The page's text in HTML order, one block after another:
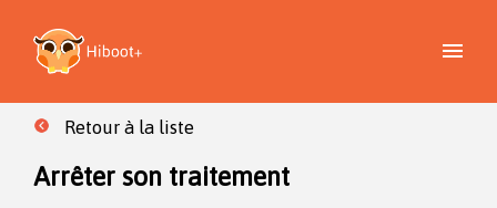
Retour à la liste
Arrêter son traitement